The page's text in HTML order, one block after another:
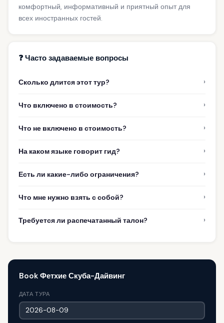
комфортный, информативный и приятный опыт для
всех иностранных гостей.
❓ Часто задаваемые вопросы
Сколько длится этот тур? ›
Что включено в стоимость? ›
Что не включено в стоимость? ›
На каком языке говорит гид? ›
Есть ли какие-либо ограничения? ›
Что мне нужно взять с собой? ›
Требуется ли распечатанный талон? ›
Book Фетхие Скуба-Дайвинг
ДАТА ТУРА